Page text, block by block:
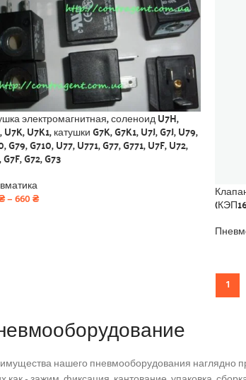
электромагнитная, соленоид U7H,
U7K, U7K1, катушки G7K, G7K1, U7J, G7J, U79,
G79, G710, U77, U771, G77, G771, U7F, U72,
G72, G73
–660₴
1
нашего пневмооборудования наглядно